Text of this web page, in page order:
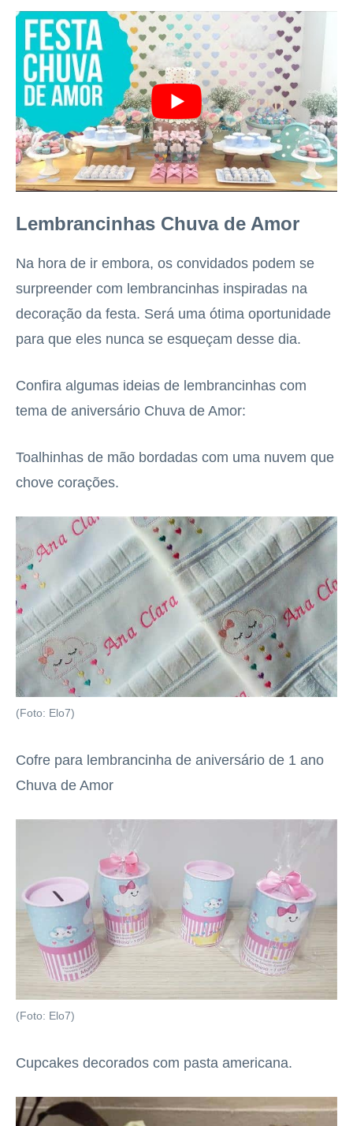
Lembrancinhas Chuva de Amor
Na hora de ir embora, os convidados podem se
surpreender com lembrancinhas inspiradas na
decoração da festa. Será uma ótima oportunidade
para que eles nunca se esqueçam desse dia.
Confira algumas ideias de lembrancinhas com
tema de aniversário Chuva de Amor:
Toalhinhas de mão bordadas com uma nuvem que
chove corações.
(Foto: Elo7)
Cofre para lembrancinha de aniversário de 1 ano
Chuva de Amor
(Foto: Elo7)
Cupcakes decorados com pasta americana.